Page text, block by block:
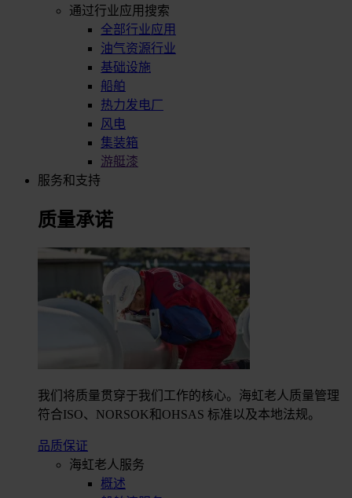
通过行业应用搜索
全部行业应用
油气资源行业
基础设施
船舶
热力发电厂
风电
集装箱
游艇漆
服务和支持
质量承诺
我们将质量贯穿于我们工作的核心。海虹老人质量管理
符合ISO、NORSOK和OHSAS 标准以及本地法规。
品质保证
海虹老人服务
概述